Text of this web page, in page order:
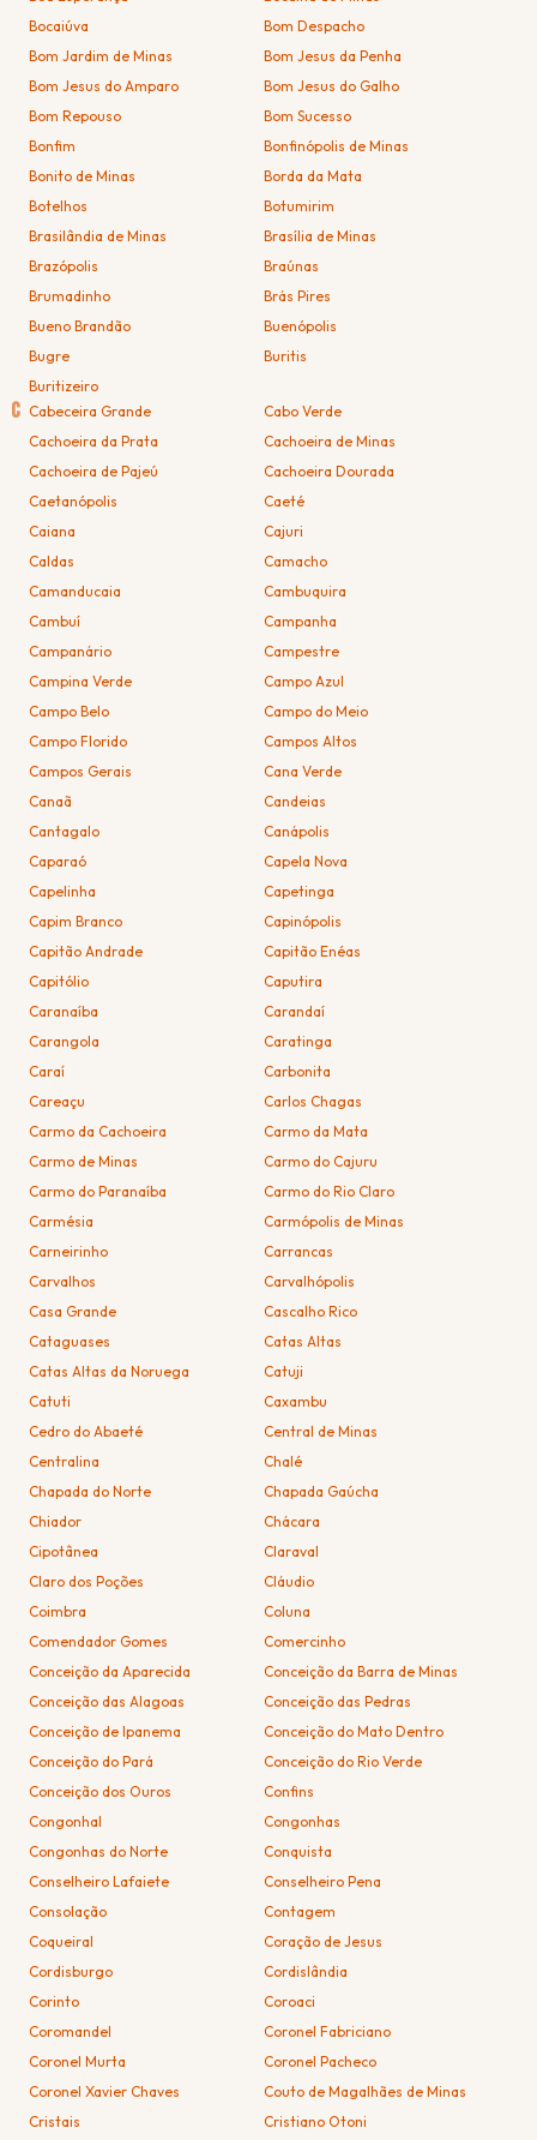
Bocaiúva
Bom Despacho
Bom Jardim de Minas
Bom Jesus da Penha
Bom Jesus do Amparo
Bom Jesus do Galho
Bom Repouso
Bom Sucesso
Bonfim
Bonfinópolis de Minas
Bonito de Minas
Borda da Mata
Botelhos
Botumirim
Brasilândia de Minas
Brasília de Minas
Brazópolis
Braúnas
Brumadinho
Brás Pires
Bueno Brandão
Buenópolis
Bugre
Buritis
Buritizeiro
C Cabeceira Grande
Cabo Verde
Cachoeira da Prata
Cachoeira de Minas
Cachoeira de Pajeú
Cachoeira Dourada
Caetanópolis
Caeté
Caiana
Cajuri
Caldas
Camacho
Camanducaia
Cambuquira
Cambuí
Campanha
Campanário
Campestre
Campina Verde
Campo Azul
Campo Belo
Campo do Meio
Campo Florido
Campos Altos
Campos Gerais
Cana Verde
Canaã
Candeias
Cantagalo
Canápolis
Caparaó
Capela Nova
Capelinha
Capetinga
Capim Branco
Capinópolis
Capitão Andrade
Capitão Enéas
Capitólio
Caputira
Caranaíba
Carandaí
Carangola
Caratinga
Caraí
Carbonita
Careaçu
Carlos Chagas
Carmo da Cachoeira
Carmo da Mata
Carmo de Minas
Carmo do Cajuru
Carmo do Paranaíba
Carmo do Rio Claro
Carmésia
Carmópolis de Minas
Carneirinho
Carrancas
Carvalhos
Carvalhópolis
Casa Grande
Cascalho Rico
Cataguases
Catas Altas
Catas Altas da Noruega
Catuji
Catuti
Caxambu
Cedro do Abaeté
Central de Minas
Centralina
Chalé
Chapada do Norte
Chapada Gaúcha
Chiador
Chácara
Cipotânea
Claraval
Claro dos Poções
Cláudio
Coimbra
Coluna
Comendador Gomes
Comercinho
Conceição da Aparecida
Conceição da Barra de Minas
Conceição das Alagoas
Conceição das Pedras
Conceição de Ipanema
Conceição do Mato Dentro
Conceição do Pará
Conceição do Rio Verde
Conceição dos Ouros
Confins
Congonhal
Congonhas
Congonhas do Norte
Conquista
Conselheiro Lafaiete
Conselheiro Pena
Consolação
Contagem
Coqueiral
Coração de Jesus
Cordisburgo
Cordislândia
Corinto
Coroaci
Coromandel
Coronel Fabriciano
Coronel Murta
Coronel Pacheco
Coronel Xavier Chaves
Couto de Magalhães de Minas
Cristais
Cristiano Otoni